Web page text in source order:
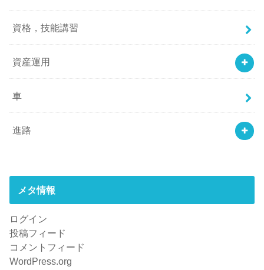
資格，技能講習
資産運用
車
進路
メタ情報
ログイン
投稿フィード
コメントフィード
WordPress.org